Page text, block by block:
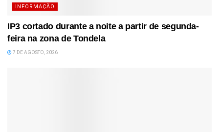
INFORMAÇÃO
IP3 cortado durante a noite a partir de segunda-
feira na zona de Tondela
7 DE AGOSTO, 2026